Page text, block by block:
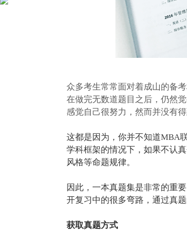
众多考生常常面对着成山的备
在做完无数道题目之后，仍然觉
感觉自己很努力，然而并没有得
这都是因为，你并不知道MBA
学科框架的情况下，如果不认
风格等命题规律。
因此，一本真题集是非常的重
开复习中的很多弯路，通过真
获取真题方式